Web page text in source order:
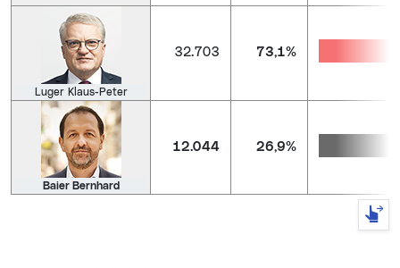
Luger Klaus-Peter
32.703 73,1%
Baier Bernhard
12.044 26,9%